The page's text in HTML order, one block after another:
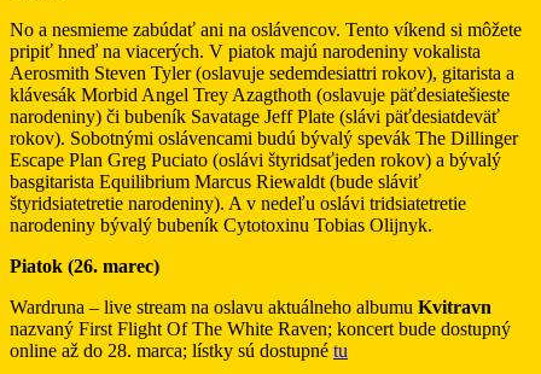
No a nesmieme zabúdať ani na oslávencov. Tento víkend si môžete
pripiť hneď na viacerých. V piatok majú narodeniny vokalista
Aerosmith Steven Tyler (oslavuje sedemdesiattri rokov), gitarista a
klávesák Morbid Angel Trey Azagthoth (oslavuje päťdesiatešieste
narodeniny) či bubeník Savatage Jeff Plate (slávi päťdesiatdeväť
rokov). Sobotnými oslávencami budú bývalý spevák The Dillinger
Escape Plan Greg Puciato (oslávi štyridsaťjeden rokov) a bývalý
basgitarista Equilibrium Marcus Riewaldt (bude sláviť
štyridsiatetretie narodeniny). A v nedeľu oslávi tridsiatetretie
narodeniny bývalý bubeník Cytotoxinu Tobias Olijnyk.
Piatok (26. marec)
Wardruna – live stream na oslavu aktuálneho albumu Kvitravn
nazvaný First Flight Of The White Raven; koncert bude dostupný
online až do 28. marca; lístky sú dostupné tu